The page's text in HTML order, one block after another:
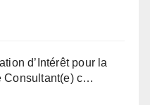
d’Intérêt pour la
Consultant(e) c…